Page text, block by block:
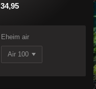
Eheim air